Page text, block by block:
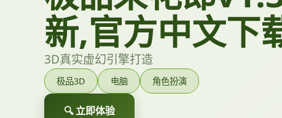
新,官方中文下
3D真实虚幻引擎打造
极品3D 电脑 角色扮演
🔍 立即体验